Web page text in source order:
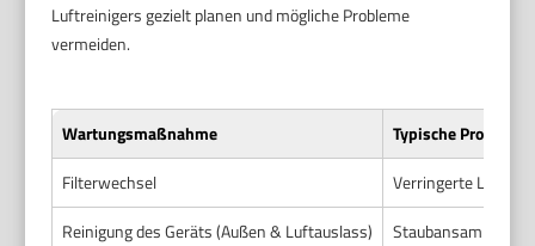
Luftreinigers gezielt planen und mögliche Probleme
vermeiden.
Wartungsmaßnahme
Typische Probleme
Filterwechsel
Verringerte
Reinigung des Geräts (Außen & Luftauslass)